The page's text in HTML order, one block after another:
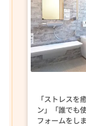
「ストレスを
ン」「誰でも
フォームをし